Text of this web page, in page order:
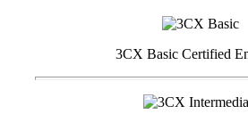
3CX Basic Certified